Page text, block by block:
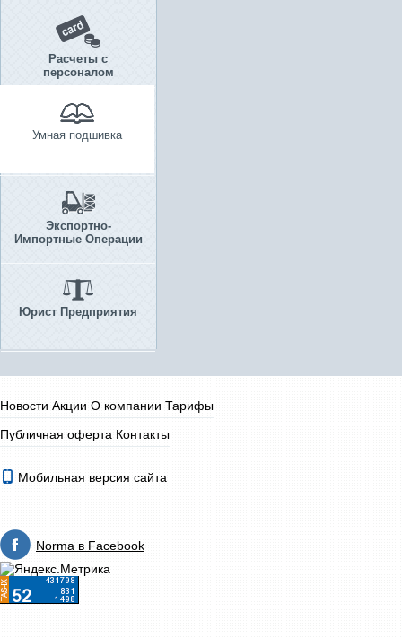
Расчеты с
персоналом
Умная подшивка
Экспортно-
Импортные Операции
Юрист Предприятия
Новости Акции О компании Тарифы
Публичная оферта Контакты
Мобильная версия сайта
Norma в Facebook